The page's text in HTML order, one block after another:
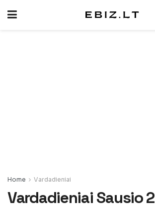
Home Vardadieniai
Vardadieniai Sausio 2